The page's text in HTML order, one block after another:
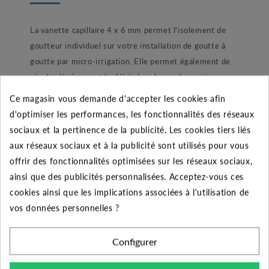
La vanette capillaire 4 x 6 mm permet l'isolement de
goutteur individuel sur votre installation de goutte à
goutte par micro-irrigation. Elle permet également de
réguler légèrement le débit dans le cas de goutteurs
non régulés. Sa tête ronde dispose d'un repère vous
indiquant l'état d'ouverture ou de fermeture du flux.
Cette vanne capillaire s'adapte au tubing (microtube) de
4 x 6 mm, ses embouts plats et coniques épousent
parfaitement la forme intérieure du tube. Egalement
elle est équipée d'ergots de non-retour sur ses deux
raccords. Une fois votre capillaire installé jusqu'à la
butée l'ergot permet un maintien parfait même lorsque
le réseau est en pression.
Principales utilisations de la micro-irrigation:
Arrosage de potager et serre, la possibilité de choisir
Ce magasin vous demande d'accepter les cookies afin
d'optimiser les performances, les fonctionnalités des réseaux
sociaux et la pertinence de la publicité. Les cookies tiers liés
aux réseaux sociaux et à la publicité sont utilisés pour vous
offrir des fonctionnalités optimisées sur les réseaux sociaux,
ainsi que des publicités personnalisées. Acceptez-vous ces
cookies ainsi que les implications associées à l'utilisation de
vos données personnelles ?
Configurer